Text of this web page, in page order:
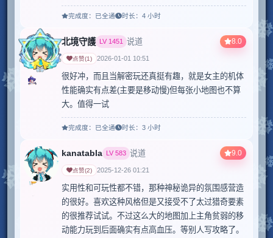
完成度： 已全通 时长： 4 小时
8.0
北境守護 LV 1451 说道
点赞(1) 2026-01-01 10:51
很好冲，而且当解密玩还真挺有趣，就是女主的机体
性能确实有点差(主要是移动慢)但每张小地图也不算
大。值得一试
完成度： 已全通 时长： 3 小时
9.0
kanatabla LV583 说道
点赞(2) 2025-12-26 01:21
实用性和可玩性都不错，那种神秘诡异的氛围感营造
的很好。喜欢这种风格但是又接受不了太过猎奇要素
的很推荐试试。不过这么大的地图加上主角贫弱的移
动能力玩到后面确实有点高血压。等别人写攻略了。